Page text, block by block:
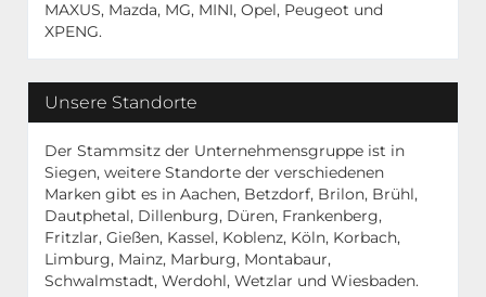
MAXUS, Mazda, MG, MINI, Opel, Peugeot und
XPENG.
Unsere Standorte
Der Stammsitz der Unternehmensgruppe ist in
Siegen, weitere Standorte der verschiedenen
Marken gibt es in Aachen, Betzdorf, Brilon, Brühl,
Dautphetal, Dillenburg, Düren, Frankenberg,
Fritzlar, Gießen, Kassel, Koblenz, Köln, Korbach,
Limburg, Mainz, Marburg, Montabaur,
Schwalmstadt, Werdohl, Wetzlar und Wiesbaden.